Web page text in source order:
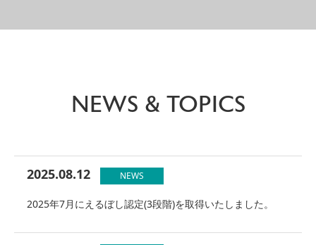
NEWS & TOPICS
2025.08.12 NEWS
2025年7月にえるぼし認定(3段階)を取得いたしました。